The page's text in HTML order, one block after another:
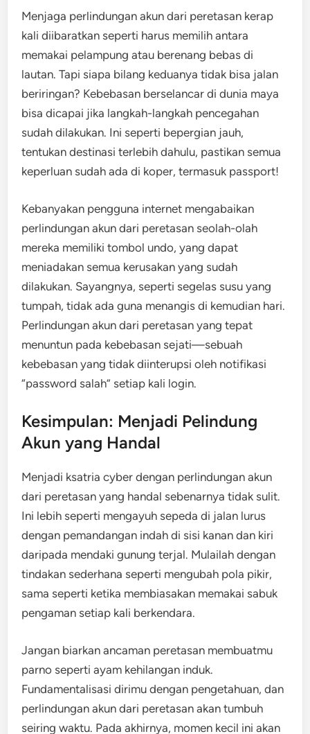
Menjaga perlindungan akun dari peretasan kerap
kali diibaratkan seperti harus memilih antara
memakai pelampung atau berenang bebas di
lautan. Tapi siapa bilang keduanya tidak bisa jalan
beriringan? Kebebasan berselancar di dunia maya
bisa dicapai jika langkah-langkah pencegahan
sudah dilakukan. Ini seperti bepergian jauh,
tentukan destinasi terlebih dahulu, pastikan semua
keperluan sudah ada di koper, termasuk passport!
Kebanyakan pengguna internet mengabaikan
perlindungan akun dari peretasan seolah-olah
mereka memiliki tombol undo, yang dapat
meniadakan semua kerusakan yang sudah
dilakukan. Sayangnya, seperti segelas susu yang
tumpah, tidak ada guna menangis di kemudian hari.
Perlindungan akun dari peretasan yang tepat
menuntun pada kebebasan sejati—sebuah
kebebasan yang tidak diinterupsi oleh notifikasi
“password salah” setiap kali login.
Kesimpulan: Menjadi Pelindung
Akun yang Handal
Menjadi ksatria cyber dengan perlindungan akun
dari peretasan yang handal sebenarnya tidak sulit.
Ini lebih seperti mengayuh sepeda di jalan lurus
dengan pemandangan indah di sisi kanan dan kiri
daripada mendaki gunung terjal. Mulailah dengan
tindakan sederhana seperti mengubah pola pikir,
sama seperti ketika membiasakan memakai sabuk
pengaman setiap kali berkendara.
Jangan biarkan ancaman peretasan membuatmu
parno seperti ayam kehilangan induk.
Fundamentalisasi dirimu dengan pengetahuan, dan
perlindungan akun dari peretasan akan tumbuh
seiring waktu. Pada akhirnya, momen kecil ini akan